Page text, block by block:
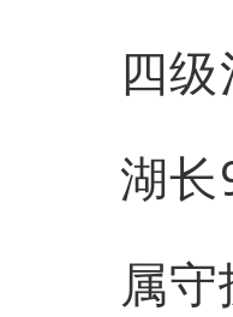
四
湖
属